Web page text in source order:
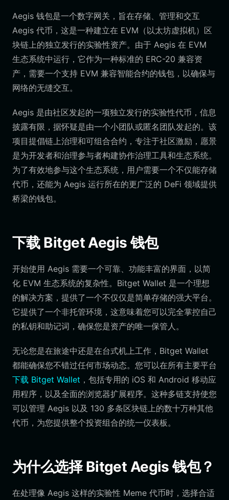
Aegis 钱包是一个数字网关，旨在存储、管理和交互
Aegis 代币，这是一种建立在 EVM（以太坊虚拟机）区
块链上的独立发行的实验性资产。由于 Aegis 在 EVM
生态系统中运行，它作为一种标准的 ERC-20 兼容资
产，需要一个支持 EVM 兼容智能合约的钱包，以确保与
网络的无缝交互。
Aegis 是由社区发起的一项独立发行的实验性代币，信息
披露有限，据怀疑是由一个小团队或匿名团队发起的。该
项目提倡链上治理和可组合合约，专注于社区激励，愿景
是为开发者和治理参与者构建协作治理工具和生态系统。
为了有效地参与这个生态系统，用户需要一个不仅能存储
代币，还能为 Aegis 运行所在的更广泛的 DeFi 领域提供
桥梁的钱包。
下载 Bitget Aegis 钱包
开始使用 Aegis 需要一个可靠、功能丰富的界面，以简
化 EVM 生态系统的复杂性。Bitget Wallet 是一个理想
的解决方案，提供了一个不仅仅是简单存储的强大平台。
它提供了一个非托管环境，这意味着您可以完全掌控自己
的私钥和助记词，确保您是资产的唯一保管人。
无论您是在旅途中还是在台式机上工作，Bitget Wallet
都能确保您不错过任何市场动态。您可以在所有主要平台
下载 Bitget Wallet ，包括专用的 iOS 和 Android 移动应
用程序，以及全面的浏览器扩展程序。这种多链支持使您
可以管理 Aegis 以及 130 多条区块链上的数十万种其他
代币，为您提供整个投资组合的统一仪表板。
为什么选择 Bitget Aegis 钱包？
在处理像 Aegis 这样的实验性 Meme 代币时，选择合适